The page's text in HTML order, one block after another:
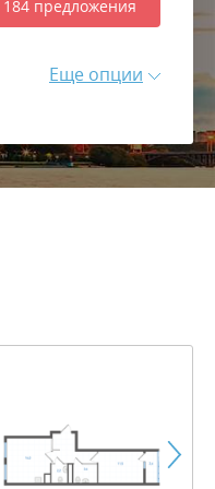
184 предложения
Еще опции